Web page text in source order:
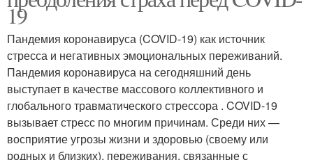
19
Пандемия коронавируса (COVID-19) как источник
стресса и негативных эмоциональных переживаний.
Пандемия коронавируса на сегодняшний день
выступает в качестве массового коллективного и
глобального травматического стрессора . COVID-19
вызывает стресс по многим причинам. Среди них —
восприятие угрозы жизни и здоровью (своему или
родных и близких), переживания, связанные с